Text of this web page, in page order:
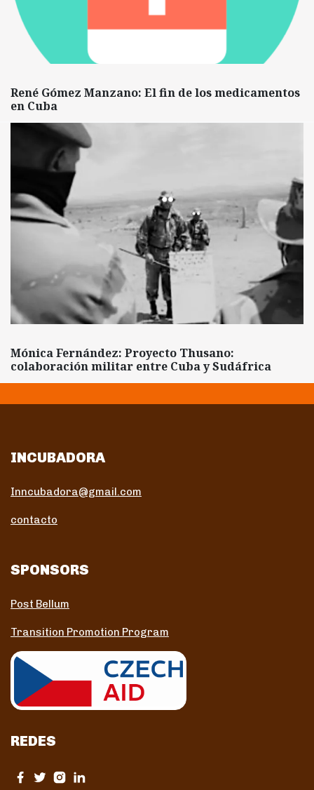
René Gómez Manzano: El fin de los medicamentos
en Cuba
Mónica Fernández: Proyecto Thusano:
colaboración militar entre Cuba y Sudáfrica
INCUBADORA
Inncubadora@gmail.com
contacto
SPONSORS
Post Bellum
Transition Promotion Program
REDES